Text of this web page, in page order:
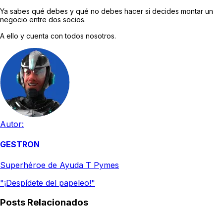
Ya sabes qué debes y qué no debes hacer si decides montar un
negocio entre dos socios.
A ello y cuenta con todos nosotros.
Autor:
GESTRON
Superhéroe de Ayuda T Pymes
"¡Despídete del papeleo!"
Posts Relacionados